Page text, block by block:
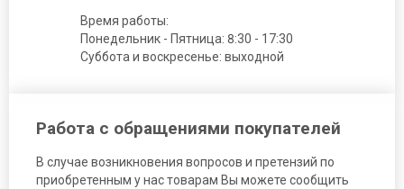
Время работы:
Понедельник - Пятница: 8:30 - 17:30
Суббота и воскресенье: выходной
Работа с обращениями покупателей
В случае возникновения вопросов и претензий по
приобретенным у нас товарам Вы можете сообщить